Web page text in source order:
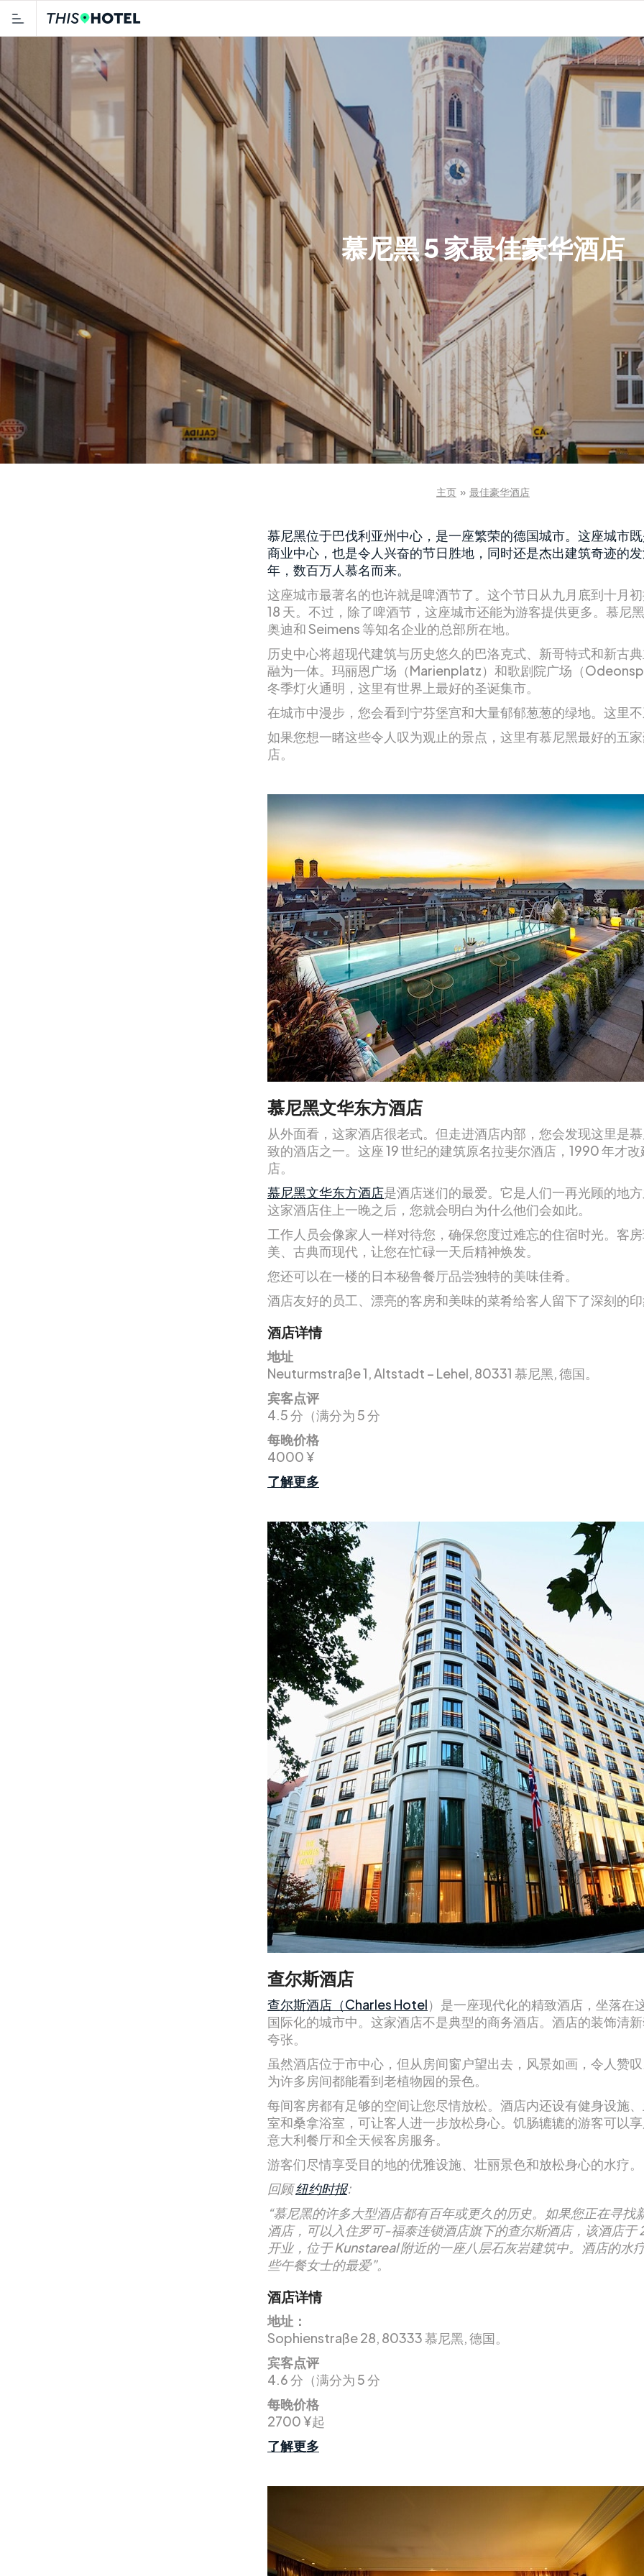
慕尼黑 5 家最佳豪华酒店
主页 » 最佳豪华酒店
慕尼黑位于巴伐利亚州中心，是一座繁荣的德国城市。这座城市
商业中心，也是令人兴奋的节日胜地，同时还是杰出建筑奇迹的
年，数百万人慕名而来。
这座城市最著名的也许就是啤酒节了。这个节日从九月底到十月
18 天。不过，除了啤酒节，这座城市还能为游客提供更多。慕尼
奥迪和 Seimens 等知名企业的总部所在地。
历史中心将超现代建筑与历史悠久的巴洛克式、新哥特式和新古
融为一体。玛丽恩广场（Marienplatz）和歌剧院广场（
冬季灯火通明，这里有世界上最好的圣诞集市。
在城市中漫步，您会看到宁芬堡宫和大量郁郁葱葱的绿地。这里
如果您想一睹这些令人叹为观止的景点，这里有慕尼黑最好的五
店。
慕尼黑文华东方酒店
从外面看，这家酒店很老式。但走进酒店内部，您会发现这里是
致的酒店之一。这座 19 世纪的建筑原名拉斐尔酒店，1990 年才
店。
慕尼黑文华东方酒店是酒店迷们的最爱。它是人们一再光顾的地
这家酒店住上一晚之后，您就会明白为什么他们会如此。
工作人员会像家人一样对待您，确保您度过难忘的住宿时光。客
美、古典而现代，让您在忙碌一天后精神焕发。
您还可以在一楼的日本秘鲁餐厅品尝独特的美味佳肴。
酒店友好的员工、漂亮的客房和美味的菜肴给客人留下了深刻的
酒店详情
地址
Neuturmstraße 1, Altstadt – Lehel, 80331 慕尼黑, 德国。
宾客点评
4.5 分（满分为 5 分
每晚价格
4000 ¥
了解更多
查尔斯酒店
查尔斯酒店（Charles Hotel）是一座现代化的精致酒店，坐落在
国际化的城市中。这家酒店不是典型的商务酒店。酒店的装饰清
夸张。
虽然酒店位于市中心，但从房间窗户望出去，风景如画，令人赞
为许多房间都能看到老植物园的景色。
每间客房都有足够的空间让您尽情放松。酒店内还设有健身设施
室和桑拿浴室，可让客人进一步放松身心。饥肠辘辘的游客可以
意大利餐厅和全天候客房服务。
游客们尽情享受目的地的优雅设施、壮丽景色和放松身心的水疗。
回顾纽约时报:
“慕尼黑的许多大型酒店都有百年或更久的历史。如果您正在寻找
酒店，可以入住罗可-福泰连锁酒店旗下的查尔斯酒店，该酒店于
开业，位于 Kunstareal 附近的一座八层石灰岩建筑中。酒店的水
些午餐女士的最爱”。
酒店详情
地址：
Sophienstraße 28, 80333 慕尼黑, 德国。
宾客点评
4.6 分（满分为 5 分
每晚价格
2700 ¥起
了解更多